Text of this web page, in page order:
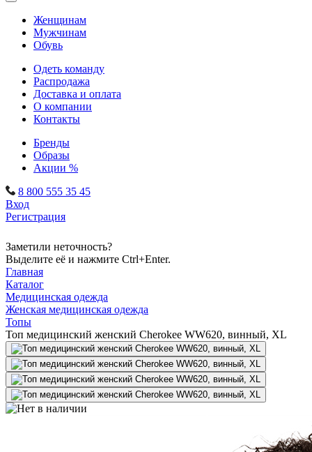
Женщинам
Мужчинам
Обувь
Одеть команду
Распродажа
Доставка и оплата
О компании
Контакты
Бренды
Образы
Акции %
8 800 555 35 45
Вход
Регистрация
Заметили неточность?
Выделите её и нажмите Ctrl+Enter.
Главная
Каталог
Медицинская одежда
Женская медицинская одежда
Топы
Топ медицинский женский Cherokee WW620, винный, XL